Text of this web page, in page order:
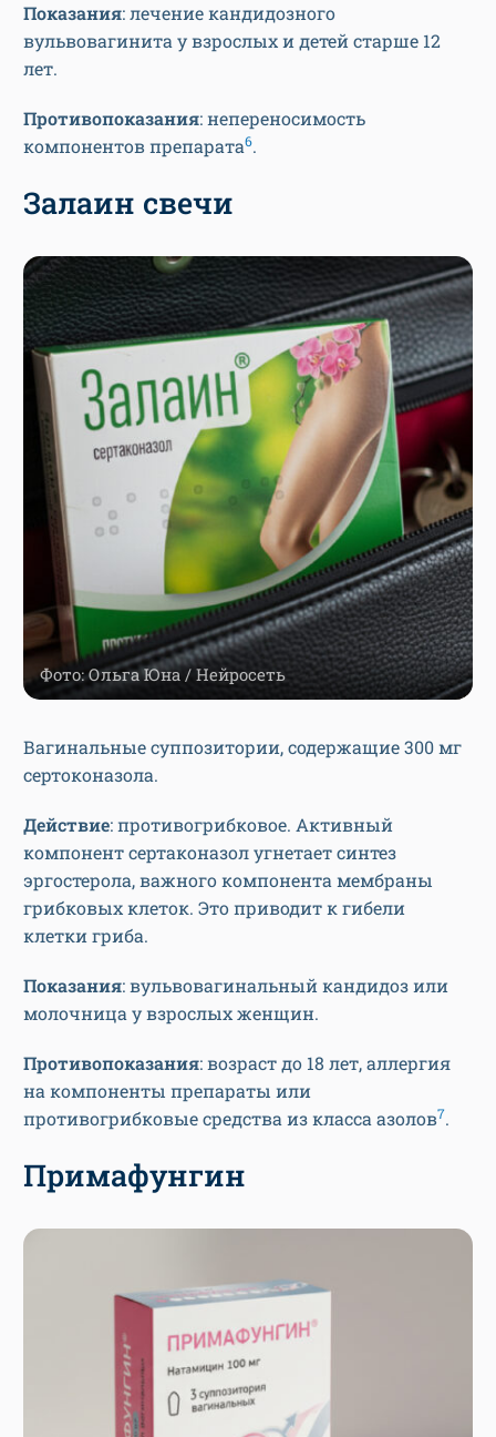
Показания: лечение кандидозного
вульвовагинита у взрослых и детей старше 12
лет.
Противопоказания: непереносимость
компонентов препарата6.
Залаин свечи
Фото: Ольга Юна / Нейросеть
Вагинальные суппозитории, содержащие 300 мг
сертоконазола.
Действие: противогрибковое. Активный
компонент сертаконазол угнетает синтез
эргостерола, важного компонента мембраны
грибковых клеток. Это приводит к гибели
клетки гриба.
Показания: вульвовагинальный кандидоз или
молочница у взрослых женщин.
Противопоказания: возраст до 18 лет, аллергия
на компоненты препараты или
противогрибковые средства из класса азолов7.
Примафунгин